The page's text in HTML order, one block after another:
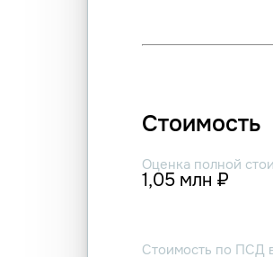
Стоимость
Оценка полной
1,05 млн ₽
Стоимость по ПСД